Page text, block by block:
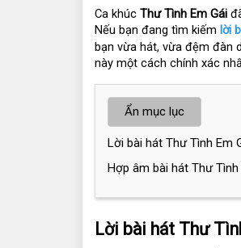
Ca khúc Thư Tình Em Gái
Nếu bạn đang tìm kiếm lời
bạn vừa hát, vừa đệm đàn
này một cách chính xác
Ẩn mục lục
Lời bài hát Thư Tình Em
Hợp âm bài hát Thư Tình
Lời bài hát Thư